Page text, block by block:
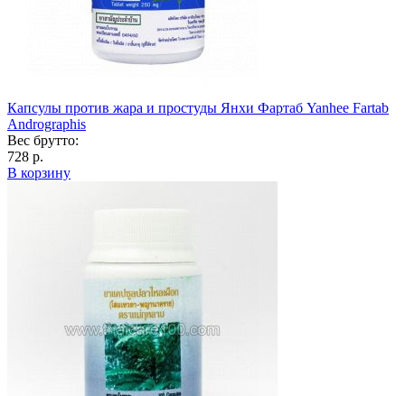
Капсулы против жара и простуды Янхи Фартаб Yanhee Fartab
Andrographis
Вес брутто:
728 р.
В корзину